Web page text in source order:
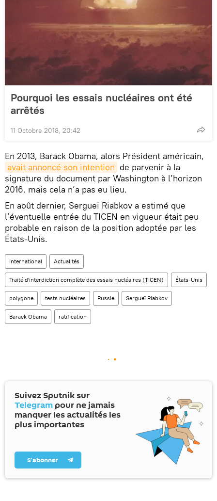
Pourquoi les essais nucléaires ont été
arrêtés
11 Octobre 2018, 20:42
En 2013, Barack Obama, alors Président américain,
avait annoncé son intention de parvenir à la
signature du document par Washington à l’horizon
2016, mais cela n’a pas eu lieu.
En août dernier, Sergueï Riabkov a estimé que
l’éventuelle entrée du TICEN en vigueur était peu
probable en raison de la position adoptée par les
États-Unis.
International Actualités
Traité d'interdiction complète des essais nucléaires (TICEN) États-Unis
polygone tests nucléaires Russie Sergueï Riabkov
Barack Obama ratification
Suivez Sputnik sur
Telegram pour ne jamais
manquer les actualités les
plus importantes
S’abonner